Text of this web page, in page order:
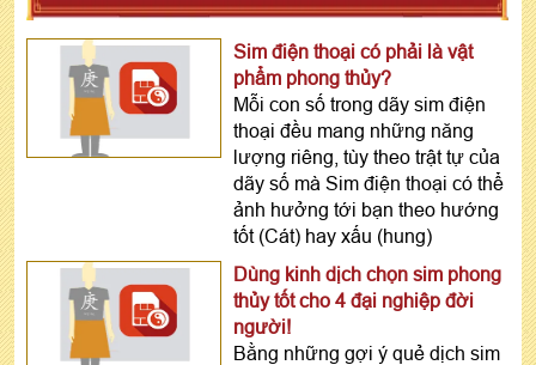
Sim điện thoại có phải là vật
phẩm phong thủy?
Mỗi con số trong dãy sim điện
thoại đều mang những năng
lượng riêng, tùy theo trật tự của
dãy số mà Sim điện thoại có thể
ảnh hưởng tới bạn theo hướng
tốt (Cát) hay xấu (hung)
Dùng kinh dịch chọn sim phong
thủy tốt cho 4 đại nghiệp đời
người!
Bằng những gợi ý quẻ dịch sim